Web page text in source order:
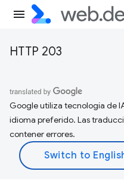
HTTP 203
Google utiliza tecnología de
idioma preferido. Las
contener errores.